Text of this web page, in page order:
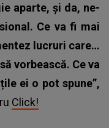
aparte, și da, ne-
Ce va fi mai
lucruri care…
vorbească. Ce va
ei o pot spune”,
Click!